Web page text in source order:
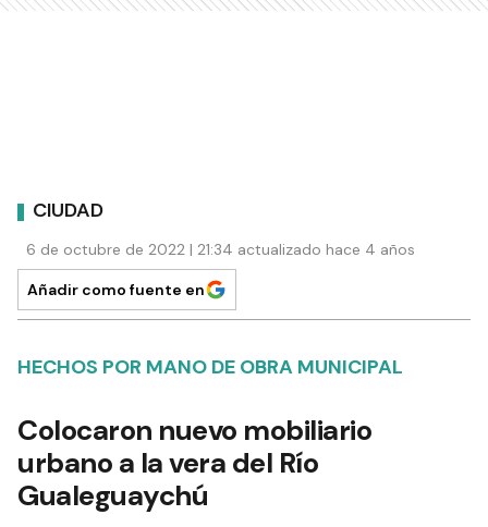
CIUDAD
6 de octubre de 2022 | 21:34 actualizado hace 4 años
Añadir como fuente en
HECHOS POR MANO DE OBRA MUNICIPAL
Colocaron nuevo mobiliario
urbano a la vera del Río
Gualeguaychú